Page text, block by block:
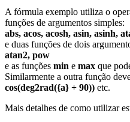
A fórmula exemplo utiliza o
funções de argumentos simples:
abs, acos, acosh, asin, asinh,
e duas funções de dois
atan2, pow
e as funções min e max que
Similarmente a outra função
cos(deg2rad({a} + 90)) etc.
Mais detalhes de como utilizar